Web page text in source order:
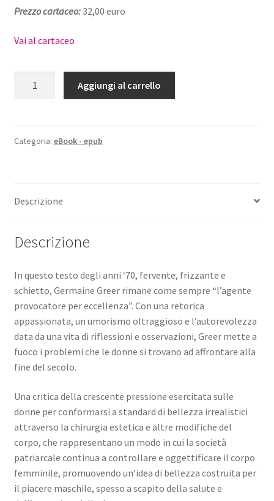
Prezzo cartaceo:32,00 euro
Vai al cartaceo
eBook
Aggiungi al carrello
Categoria: eBook - epub
Descrizione
Descrizione
In questo testo degli anni ‘70, fervente, frizzante e
schietto, Germaine Greer rimane come sempre “l’agente
provocatore per eccellenza”. Con una retorica
appassionata, un umorismo oltraggioso e l’autorevolezza
data da una vita di riflessioni e osservazioni, Greer mette a
fuoco i problemi che le donne si trovano ad affrontare alla
fine del secolo.
Una critica della crescente pressione esercitata sulle
donne per conformarsi a standard di bellezza irrealistici
attraverso la chirurgia estetica e altre modifiche del
corpo, che rappresentano un modo in cui la società
patriarcale continua a controllare e oggettificare il corpo
femminile, promuovendo un’idea di bellezza costruita per
il piacere maschile, spesso a scapito della salute e